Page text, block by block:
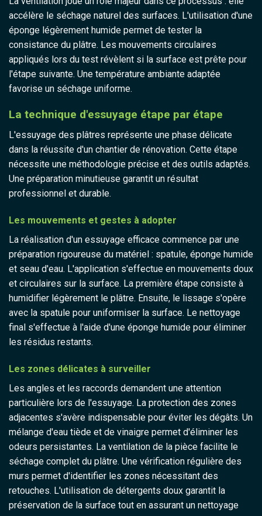
accélère le séchage naturel des surfaces. L'utilisation d'une
éponge légèrement humide permet de tester la
consistance du plâtre. Les mouvements circulaires
appliqués lors du test révèlent si la surface est prête pour
l'étape suivante. Une température ambiante adaptée
favorise un séchage uniforme.
La technique d'essuyage étape par étape
L'essuyage des plâtres représente une phase délicate
dans la réussite d'un chantier de rénovation. Cette étape
nécessite une méthodologie précise et des outils adaptés.
Une préparation minutieuse garantit un résultat
professionnel et durable.
Les mouvements et gestes à adopter
La réalisation d'un essuyage efficace commence par une
préparation rigoureuse du matériel : spatule, éponge humide
et seau d'eau. L'application s'effectue en mouvements doux
et circulaires sur la surface. La première étape consiste à
humidifier légèrement le plâtre. Ensuite, le lissage s'opère
avec la spatule pour uniformiser la surface. Le nettoyage
final s'effectue à l'aide d'une éponge humide pour éliminer
les résidus restants.
Les zones délicates à surveiller
Les angles et les raccords demandent une attention
particulière lors de l'essuyage. La protection des zones
adjacentes s'avère indispensable pour éviter les dégâts. Un
mélange d'eau tiède et de vinaigre permet d'éliminer les
odeurs persistantes. La ventilation de la pièce facilite le
séchage complet du plâtre. Une vérification régulière des
murs permet d'identifier les zones nécessitant des
retouches. L'utilisation de détergents doux garantit la
préservation de la surface tout en assurant un nettoyage